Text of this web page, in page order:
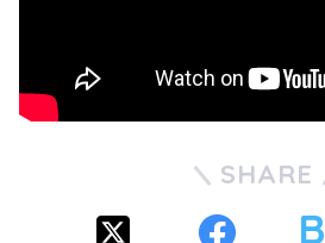
SHARE